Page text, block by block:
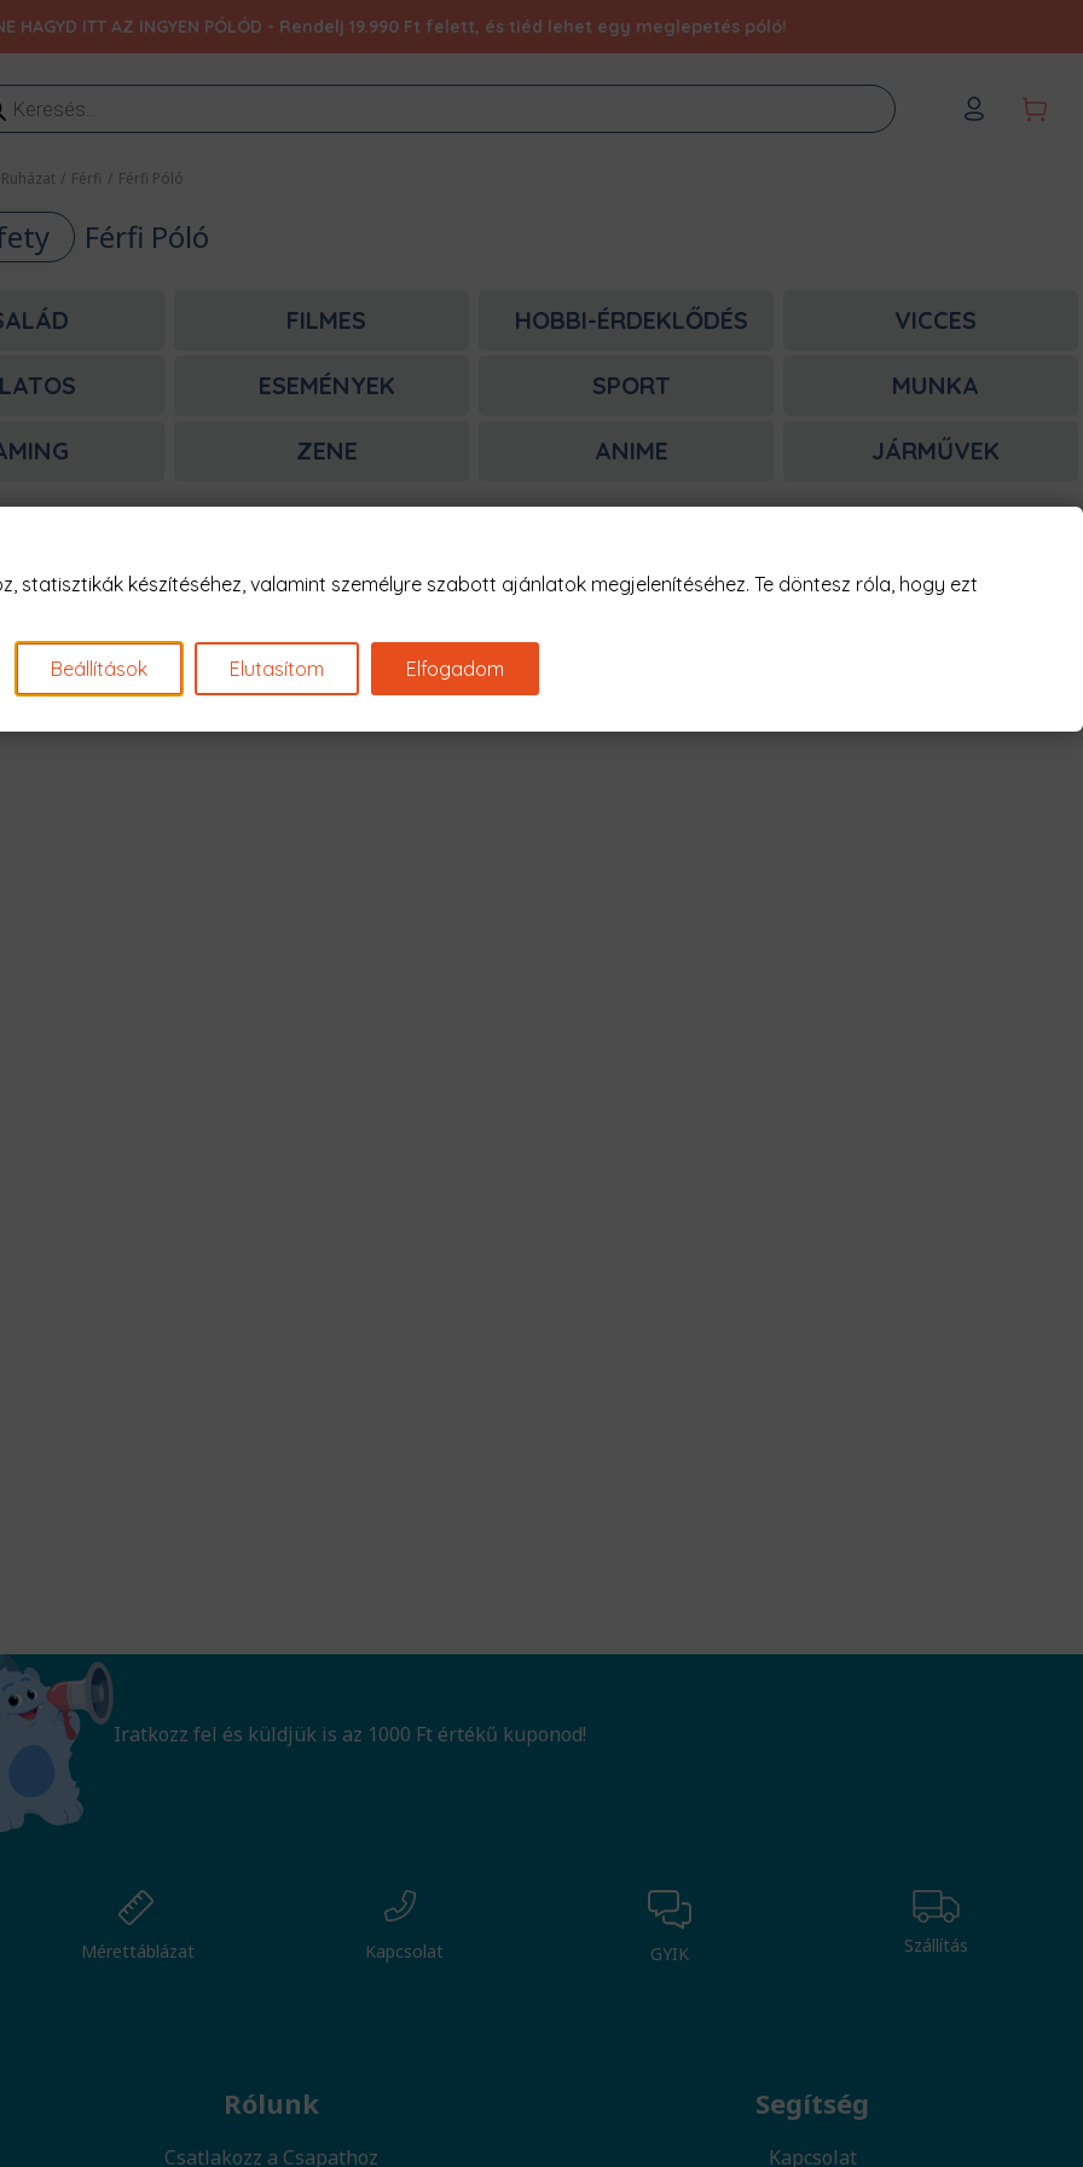
HAGYD ITT AZ INGYEN PÓLÓD - Rendelj 19.990 Ft felett, és tiéd lehet egy meglepetés póló!
Ruházat / Férfi / Férfi Póló
Férfi Póló
FILMES HOBBI-ÉRDEKLŐDÉS VICCES
ESEMÉNYEK SPORT MUNKA
ZENE ANIME JÁRMŰVEK
Nagyon sajnáljuk! 😥
Nincs találat erre: "air safety Férfi Póló"
Iratkozz fel és küldjük is az 1000 Ft értékű kuponod!
Mérettáblázat Kapcsolat GYIK Szállítás
Rólunk
Csatlakozz a Csapathoz
Segítség
Kapcsolat
statisztikák készítéséhez, valamint személyre szabott ajánlatok megjelenítéséhez. Te döntesz róla, hogy ezt
Beállítások Elutasítom Elfogadom